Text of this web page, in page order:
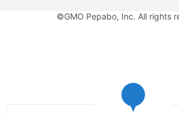
©GMO Pepabo, Inc. All rights